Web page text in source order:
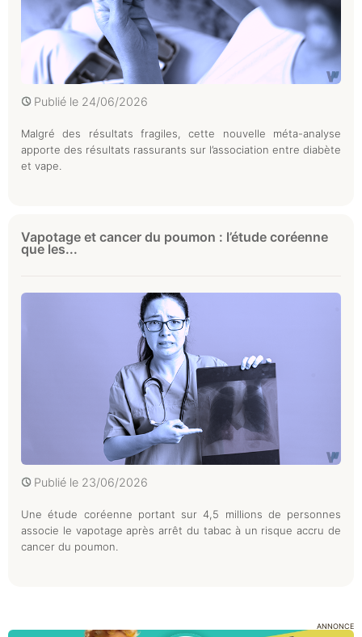
Publié le 24/06/2026
Malgré des résultats fragiles, cette nouvelle méta-analyse
apporte des résultats rassurants sur l’association entre diabète
et vape.
Vapotage et cancer du poumon : l’étude coréenne
que les...
Publié le 23/06/2026
Une étude coréenne portant sur 4,5 millions de personnes
associe le vapotage après arrêt du tabac à un risque accru de
cancer du poumon.
ANNONCE